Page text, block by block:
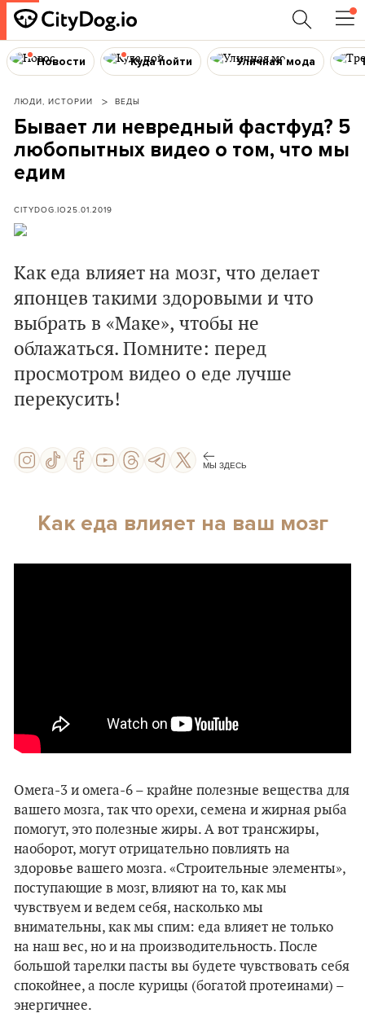
Новости Куда пойти Уличная мода
ЛЮДИ, ИСТОРИИ ВЕДЫ
Бывает ли невредный фастфуд? 5
любопытных видео о том, что мы
едим
CITYDOG.IO25.01.2019
Как еда влияет на мозг, что делает
японцев такими здоровыми и что
выбрать в «Маке», чтобы не
облажаться. Помните: перед
просмотром видео о еде лучше
перекусить!
МЫ ЗДЕСЬ
Как еда влияет на ваш мозг
Омега-3 и омега-6 – крайне полезные вещества для
вашего мозга, так что орехи, семена и жирная рыба
помогут, это полезные жиры. А вот трансжиры,
наоборот, могут отрицательно повлиять на
здоровье вашего мозга. «Строительные элементы»,
поступающие в мозг, влияют на то, как мы
чувствуем и ведем себя, насколько мы
внимательны, как мы спим: еда влияет не только
на наш вес, но и на производительность. После
большой тарелки пасты вы будете чувствовать себя
спокойнее, а после курицы (богатой протеинами) –
энергичнее.